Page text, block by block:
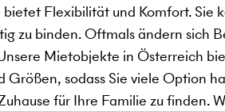
Flexibilität und Komfort. Sie
zu binden. Oftmals ändern sich
Mietobjekte in Österreich
Größen, sodass Sie viele Option
für Ihre Familie zu finden.